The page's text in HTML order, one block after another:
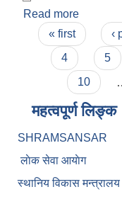
Read more
Pages
« first ‹
4
5
10
महत्वपूर्ण लिङ्क
SHRAMSANSAR
लाेक सेवा आयाेग
स्थानिय विकास मन्त्रालय